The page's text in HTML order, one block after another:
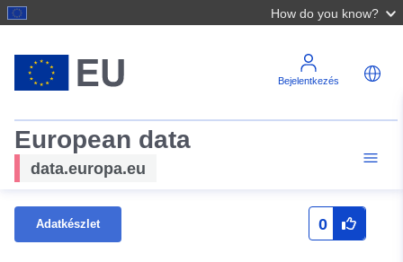
How do you know?
Bejelentkezés
European data
data.europa.eu
Adatkészlet 0